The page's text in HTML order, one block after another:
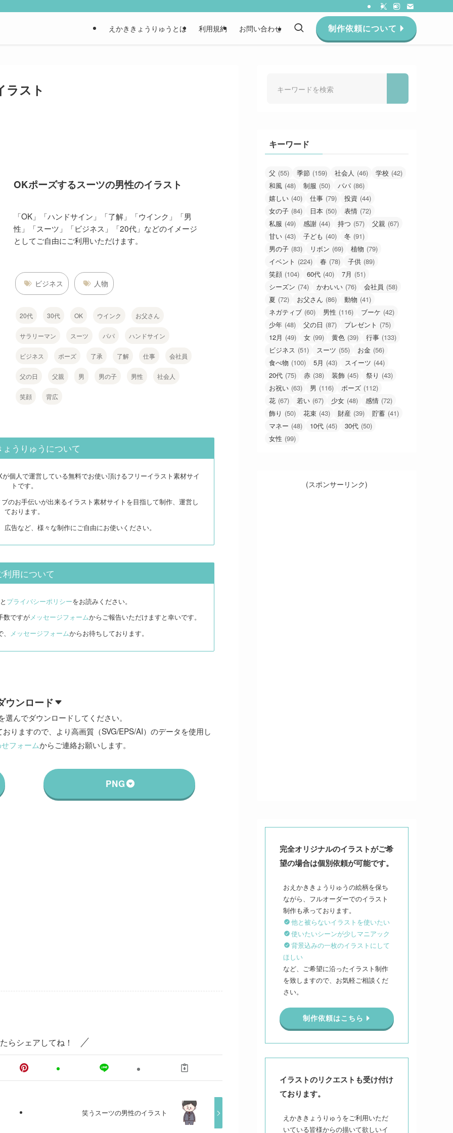
えかききょうりゅうとは 利用規約 お問い合わせ 制作依頼について
ラスト
OKポーズするスーツの男性のイラスト
「OK」「ハンドサイン」「了解」「ウインク」「男
性」「スーツ」「ビジネス」「20代」などのイメージ
としてご自由にご利用いただけます。
ビジネス 人物
20代 30代 OK ウインク お父さん
サラリーマン スーツ パパ ハンドサイン
ビジネス ポーズ 了承 了解 仕事 会社員
父の日 父親 男 男の子 男性 社会人
笑顔 背広
うりゅうについて
個人で運営している無料でお使い頂けるフリーイラスト素材サイ
トです。
のお手伝いが出来るイラスト素材サイトを目指して制作、運営し
ております。
告など、様々な制作にご自由にお使いください。
利用について
と プライバシーポリシーをお読みください。
数ですがメッセージフォームからご報告いただけますと幸いです。
メッセージフォームからお待ちしております。
ウンロード
んでダウンロードしてください。
りますので、より高画質（SVG/EPS/AI）のデータを使用し
フォームからご連絡お願いします。
PNG
らシェアしてね！
笑うスーツの男性のイラスト
キーワード
父 (55) 季節 (159) 社会人 (46) 学校 (42)
和風 (48) 制服 (50) パパ (86)
嬉しい (40) 仕事 (79) 投資 (44)
女の子 (84) 日本 (50) 表情 (72)
私服 (49) 感謝 (44) 持つ (57) 父親 (67)
甘い (43) 子ども (40) 冬 (91)
男の子 (83) リボン (69) 植物 (79)
イベント (224) 春 (78) 子供 (89)
笑顔 (104) 60代 (40) 7月 (51)
シーズン (74) かわいい (76) 会社員 (58)
夏 (72) お父さん (86) 動物 (41)
ネガティブ (60) 男性 (116) ブーケ (42)
少年 (48) 父の日 (87) プレゼント (75)
12月 (49) 女 (99) 黄色 (39) 行事 (133)
ビジネス (51) スーツ (55) お金 (56)
食べ物 (100) 5月 (43) スイーツ (44)
20代 (75) 赤 (38) 装飾 (45) 祭り (43)
お祝い (63) 男 (116) ポーズ (112)
花 (67) 若い (67) 少女 (48) 感情 (72)
飾り (50) 花束 (43) 財産 (39) 貯蓄 (41)
マネー (48) 10代 (45) 30代 (50)
女性 (99)
(スポンサーリンク)
完全オリジナルのイラストがご希
望の場合は個別依頼が可能です。
おえかききょうりゅうの絵柄を保ち
ながら、フルオーダーでのイラスト
他と被らないイラストを使いたい
使いたいシーンが少しマニアック
背景込みの一枚のイラストにして
ほしい
など、ご希望に沿ったイラスト制作
を致しますので、お気軽ご相談くだ
さい。
制作依頼はこちら
イラストのリクエストも受け付け
ております。
えかききょうりゅうをご利用いただ
いている皆様からの描いて欲しいイ